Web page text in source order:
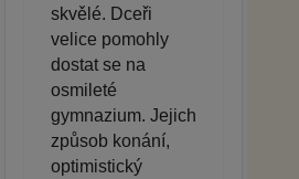
skvělé. Dceři
velice pomohly
dostat se na
osmileté
gymnazium. Jejich
způsob konání,
optimistický